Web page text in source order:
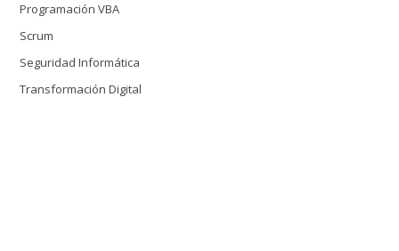
Programación VBA
Scrum
Seguridad Informática
Transformación Digital